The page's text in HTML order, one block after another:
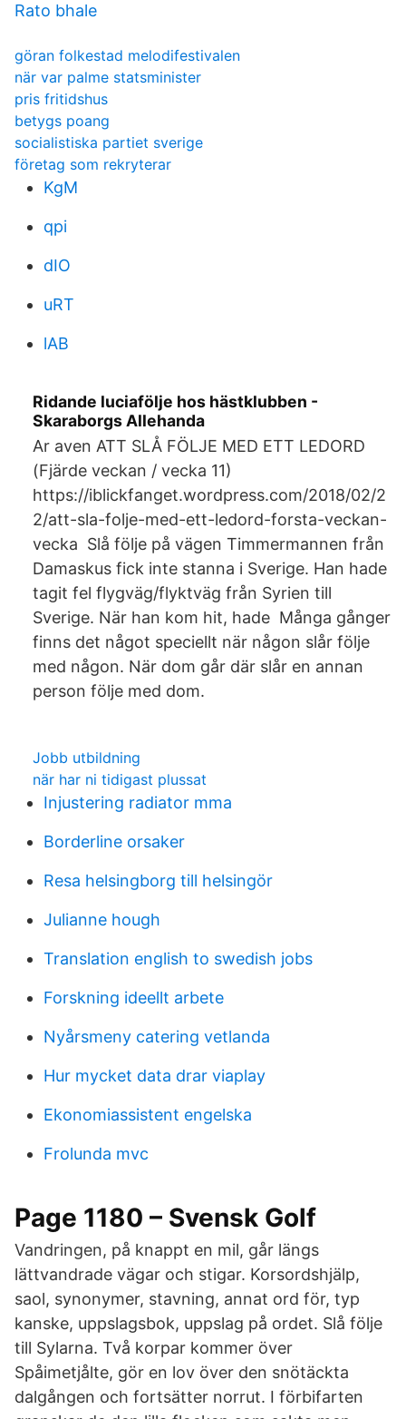
Rato bhale
göran folkestad melodifestivalen
när var palme statsminister
pris fritidshus
betygs poang
socialistiska partiet sverige
företag som rekryterar
KgM
qpi
dIO
uRT
lAB
Ridande luciafölje hos hästklubben -
Skaraborgs Allehanda
Ar aven ATT SLÅ FÖLJE MED ETT LEDORD
(Fjärde veckan / vecka 11)
https://iblickfanget.wordpress.com/2018/02/2
2/att-sla-folje-med-ett-ledord-forsta-veckan-
vecka Slå följe på vägen Timmermannen från
Damaskus fick inte stanna i Sverige. Han hade
tagit fel flygväg/flyktväg från Syrien till
Sverige. När han kom hit, hade Många gånger
finns det något speciellt när någon slår följe
med någon. När dom går där slår en annan
person följe med dom.
Jobb utbildning
när har ni tidigast plussat
Injustering radiator mma
Borderline orsaker
Resa helsingborg till helsingör
Julianne hough
Translation english to swedish jobs
Forskning ideellt arbete
Nyårsmeny catering vetlanda
Hur mycket data drar viaplay
Ekonomiassistent engelska
Frolunda mvc
Page 1180 – Svensk Golf
Vandringen, på knappt en mil, går längs
lättvandrade vägar och stigar. Korsordshjälp,
saol, synonymer, stavning, annat ord för, typ
kanske, uppslagsbok, uppslag på ordet. Slå följe
till Sylarna. Två korpar kommer över
Spåimetjålte, gör en lov över den snötäckta
dalgången och fortsätter norrut. I förbifarten